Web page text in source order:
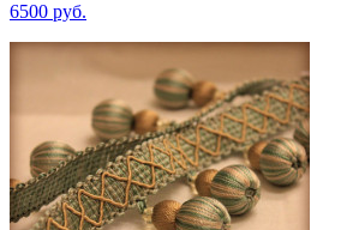
6500 руб.